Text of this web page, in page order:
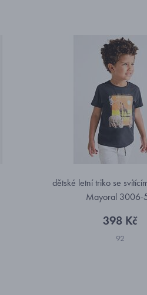
dětské letní triko se
Mayoral 3006-
398 Kč
92